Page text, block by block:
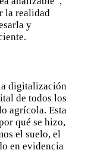
la realidad
y
digitalización
de todos los
agrícola. Esta
qué se hizo,
el suelo, el
en evidencia